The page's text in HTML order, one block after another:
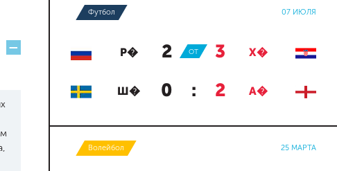
-
Футбол 07 ИЮЛЯ
Р� 2 : 3 Х�
ОТ
Ш� 0 : 2 А�
Волейбол 25 МАРТА